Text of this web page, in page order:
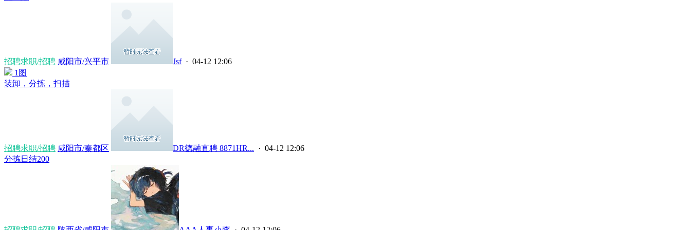
招聘求职/招聘 咸阳市/兴平市 Jsf · 04-12 12:06
1图
装卸，分拣，扫描
招聘求职/招聘 咸阳市/秦都区 DR德融直聘 8871HR... · 04-12 12:06
分拣日结200